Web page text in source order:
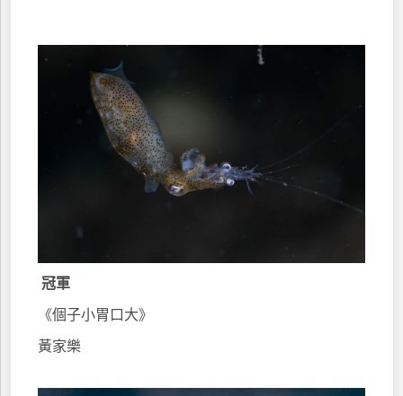
冠軍
《個子小胃口大》
黃家樂